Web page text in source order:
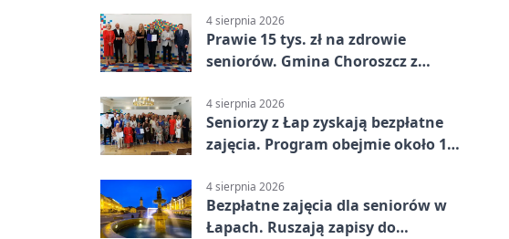
4 sierpnia 2026
Prawie 15 tys. zł na zdrowie
seniorów. Gmina Choroszcz z
4 sierpnia 2026
Seniorzy z Łap zyskają bezpłatne
zajęcia. Program obejmie około 120
4 sierpnia 2026
Bezpłatne zajęcia dla seniorów w
Łapach. Ruszają zapisy do